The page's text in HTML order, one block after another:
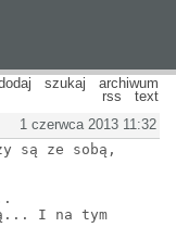
szukaj
archiwum
rss
text
1 czerwca 2013 11:32
są ze sobą,
I na tym